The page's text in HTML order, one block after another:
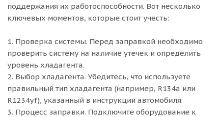
поддержания их работоспособности. Вот несколько
ключевых моментов, которые стоит учесть:
1. Проверка системы. Перед заправкой необходимо
проверить систему на наличие утечек и определить
уровень хладагента.
2. Выбор хладагента. Убедитесь, что используете
правильный тип хладагента (например, R134a или
R1234yf), указанный в инструкции автомобиля.
3. Процесс заправки. Подключите оборудование к